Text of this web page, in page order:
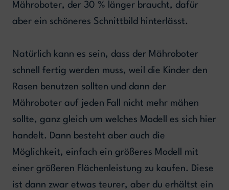
Mähroboter, der 30 % länger braucht, dafür
aber ein schöneres Schnittbild hinterlässt.
Natürlich kann es sein, dass der Mähroboter
schnell fertig werden muss, weil die Kinder den
Rasen benutzen sollten und dann der
Mähroboter auf jeden Fall nicht mehr mähen
sollte, ganz gleich um welches Modell es sich hier
handelt. Dann besteht aber auch die
Möglichkeit, einfach ein größeres Modell mit
einer größeren Flächenleistung zu kaufen. Diese
ist dann zwar etwas teurer, aber du erhältst ein